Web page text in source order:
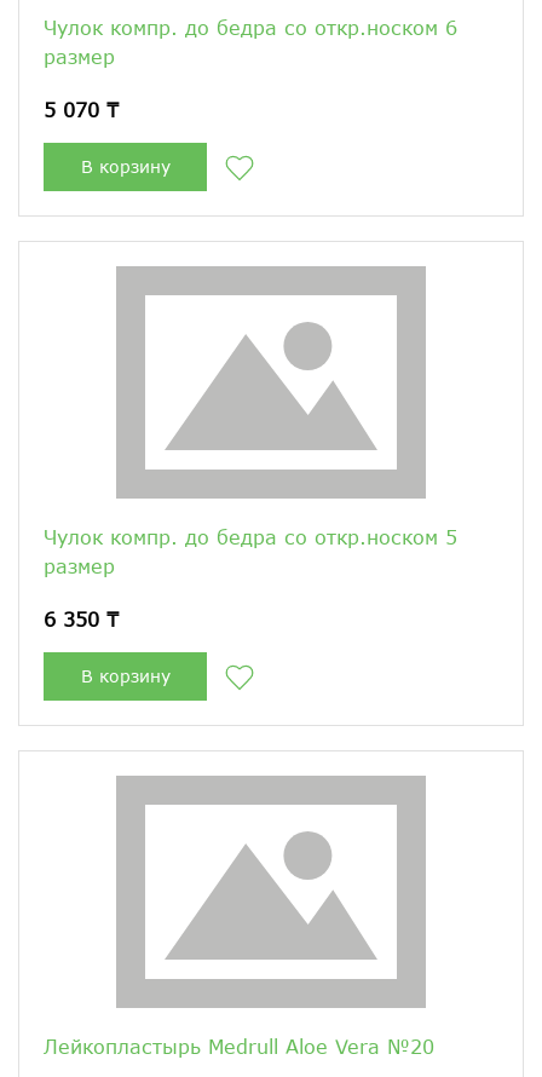
Чулок компр. до бедра со откр.носком 6
размер
5 070 ₸
В корзину
Чулок компр. до бедра со откр.носком 5
размер
6 350 ₸
В корзину
Лейкопластырь Medrull Aloe Vera №20